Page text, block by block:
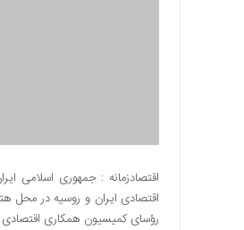
اقتصادزمانه : جمهوری اسلامی
اقتصادی ایران و روسیه در محل
رؤسای کمیسیون همکاری اقتصادی دو کشور، ۱۹ سند همکاری با